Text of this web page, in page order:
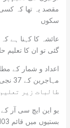
مقصد یہ تھا کہ
سکوں
عائشہ کا کہنا ہے
گئی تو ان کا تعلیم
اعداد و شمار کے
طالبات زیر تعلیم